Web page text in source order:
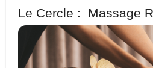
Le Cercle : Massage